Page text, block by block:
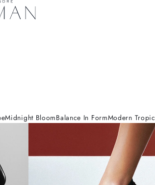
Midnight BloomBalance In FormModern Tropic